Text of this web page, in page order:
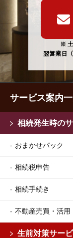
※ 土
翌営業日
サービス案内
相続発生時の
おまかせパック
相続税申告
相続手続き
不動産売買・活用
生前対策サー